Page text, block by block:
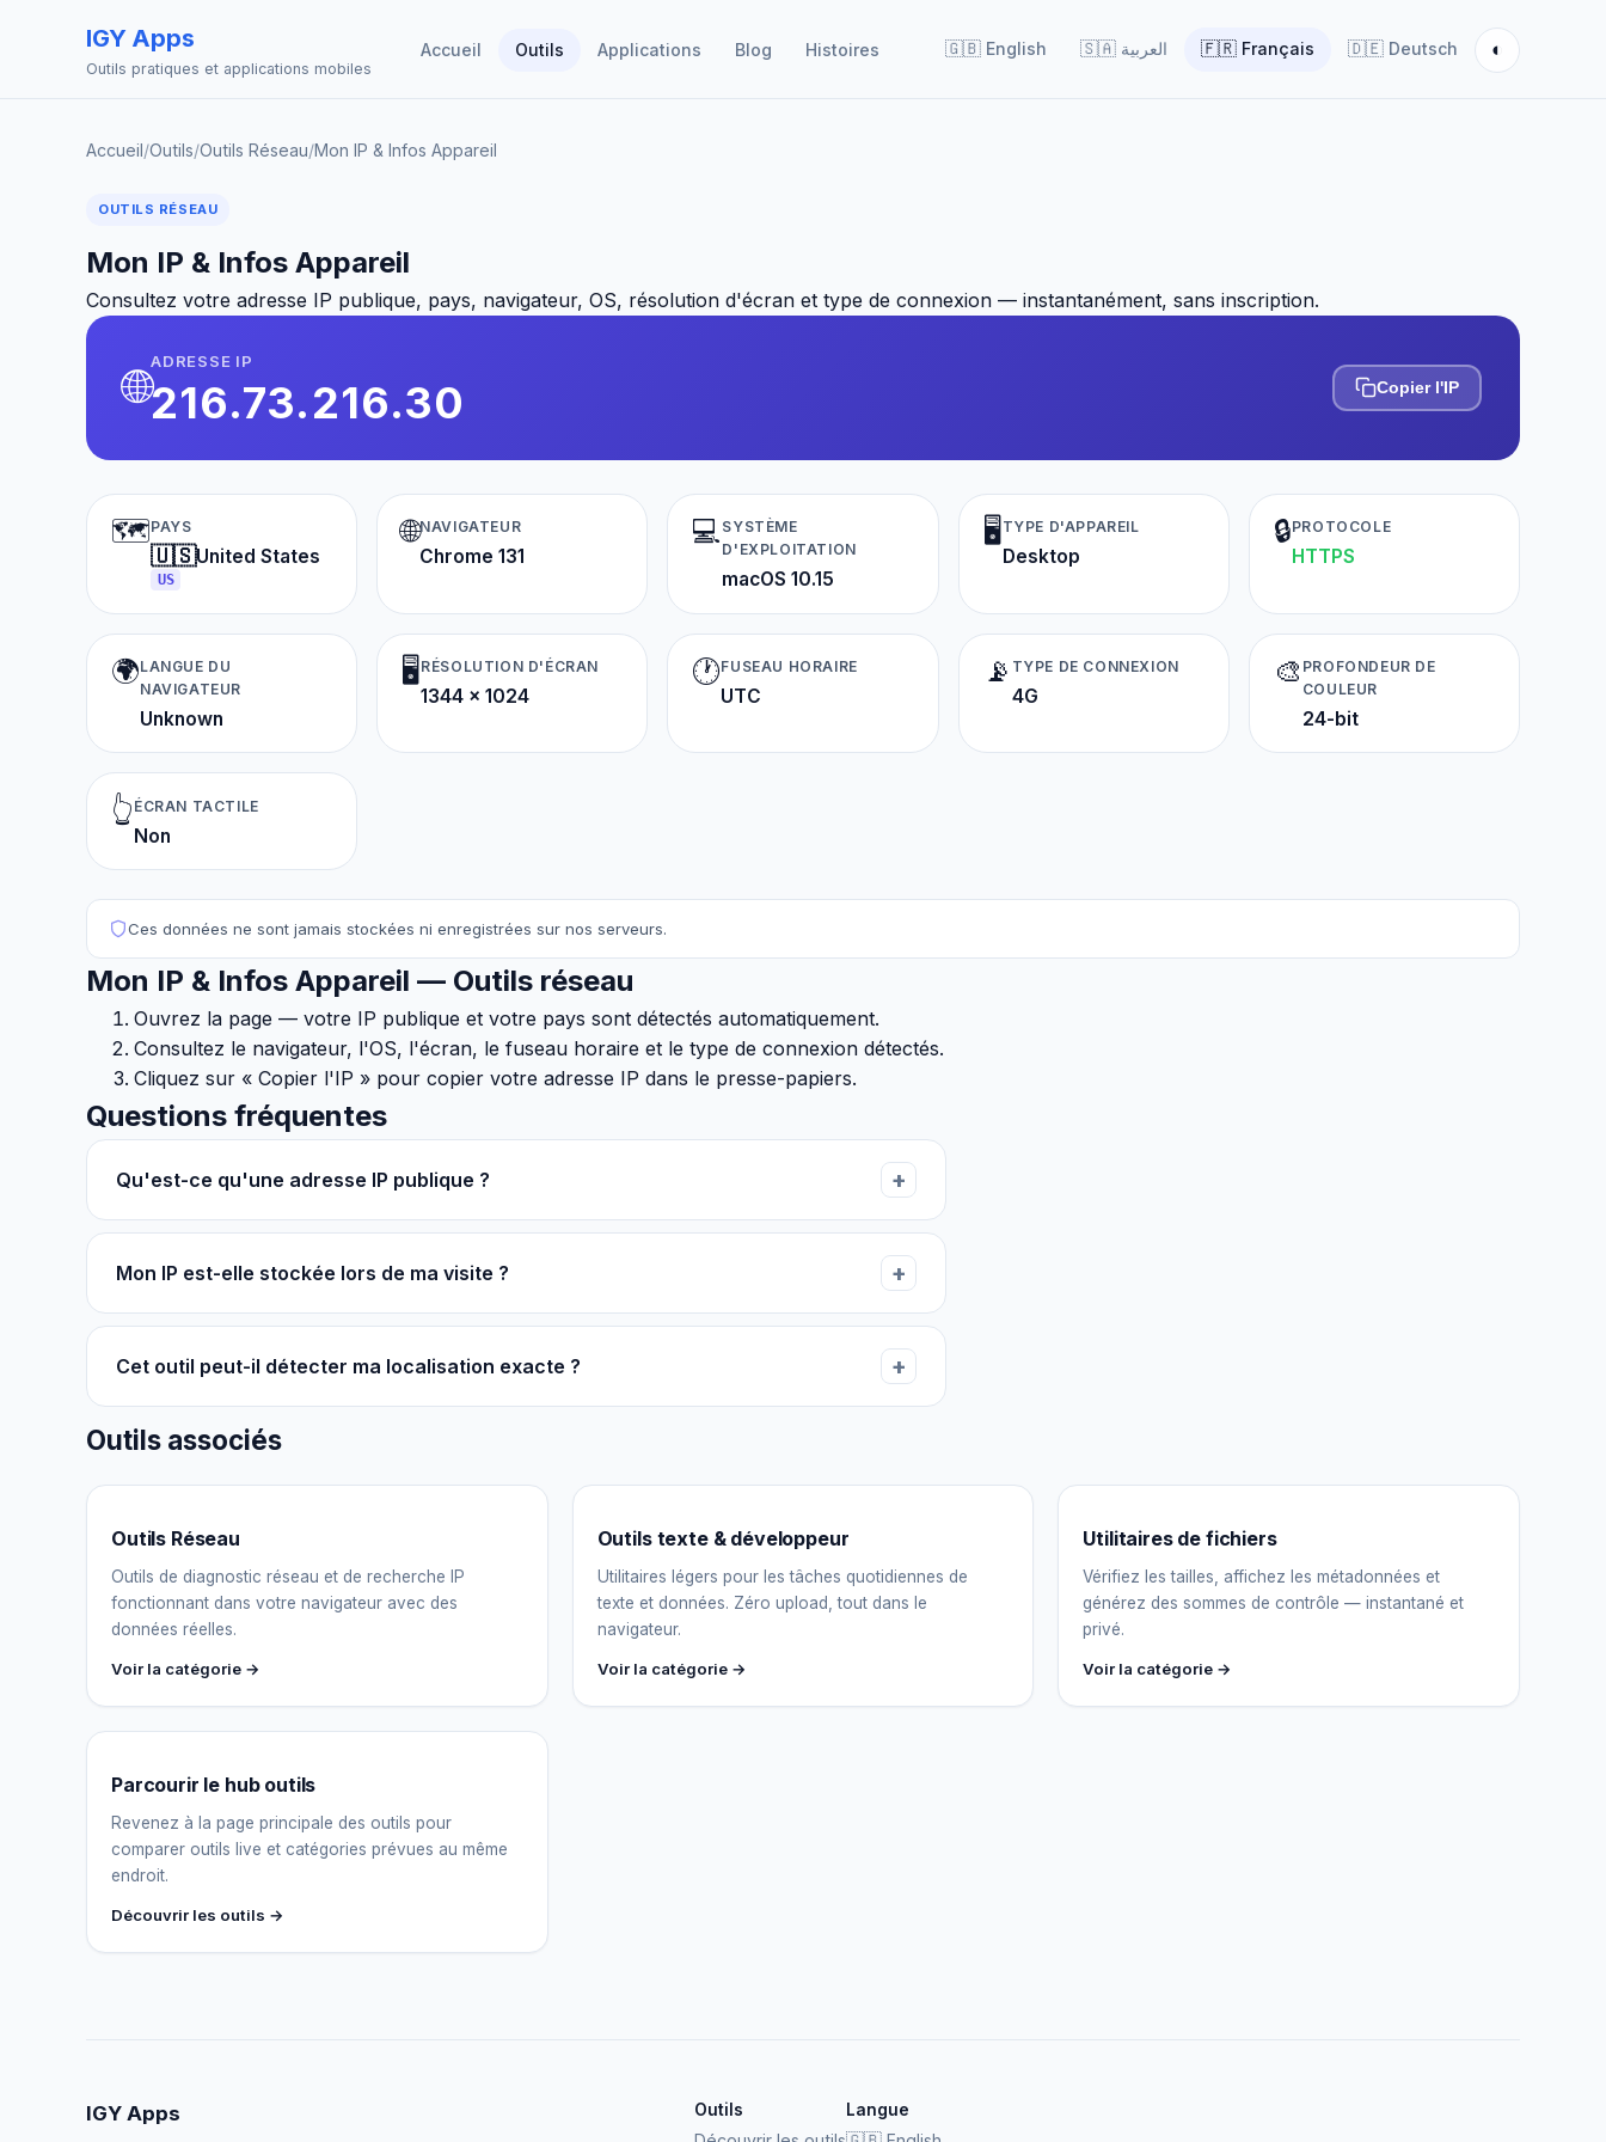
IGY Apps
Outils pratiques et applications mobiles
Accueil Outils Applications Blog Histoires 🇬🇧 English 🇸🇦 العربية 🇫🇷 Français 🇩🇪 Deutsch ◐
Accueil/Outils/Outils Réseau/Mon IP & Infos Appareil
OUTILS RÉSEAU
Mon IP & Infos Appareil
Consultez votre adresse IP publique, pays, navigateur, OS, résolution d'écran et type de connexion — instantanément, sans inscription.
🌐
ADRESSE IP
216.73.216.30 Copier l'IP
🗺️PAYS
🇺🇸United States
US
🌐NAVIGATEUR
Chrome 131
💻 SYSTÈME
D'EXPLOITATION
macOS 10.15
🖥️ TYPE D'APPAREIL
Desktop
🔒PROTOCOLE
HTTPS
🌍LANGUE DU
NAVIGATEUR
Unknown
🖥️ RÉSOLUTION D'ÉCRAN
1344 × 1024
🕐FUSEAU HORAIRE
UTC
📡 TYPE DE CONNEXION
4G
🎨 PROFONDEUR DE
COULEUR
24-bit
👆 ÉCRAN TACTILE
Non
Ces données ne sont jamais stockées ni enregistrées sur nos serveurs.
Mon IP & Infos Appareil — Outils réseau
Ouvrez la page — votre IP publique et votre pays sont détectés automatiquement.
Consultez le navigateur, l'OS, l'écran, le fuseau horaire et le type de connexion détectés.
Cliquez sur « Copier l'IP » pour copier votre adresse IP dans le presse-papiers.
Questions fréquentes
Qu'est-ce qu'une adresse IP publique ?
Mon IP est-elle stockée lors de ma visite ?
Cet outil peut-il détecter ma localisation exacte ?
Outils associés
Outils Réseau
Outils de diagnostic réseau et de recherche IP
fonctionnant dans votre navigateur avec des
données réelles.
Voir la catégorie →
Outils texte & développeur
Utilitaires légers pour les tâches quotidiennes de
texte et données. Zéro upload, tout dans le
navigateur.
Voir la catégorie →
Utilitaires de fichiers
Vérifiez les tailles, affichez les métadonnées et
générez des sommes de contrôle — instantané et
privé.
Voir la catégorie →
Parcourir le hub outils
Revenez à la page principale des outils pour
comparer outils live et catégories prévues au même
endroit.
Découvrir les outils →
IGY Apps Outils Langue